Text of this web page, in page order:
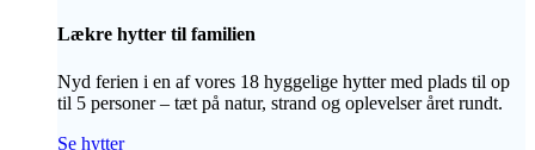
Lækre hytter til familien
Nyd ferien i en af vores 18 hyggelige hytter med plads til op
til 5 personer – tæt på natur, strand og oplevelser året rundt.
Se hytter